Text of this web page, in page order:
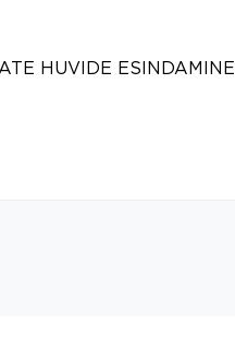
HUVIDE ESINDAMINE